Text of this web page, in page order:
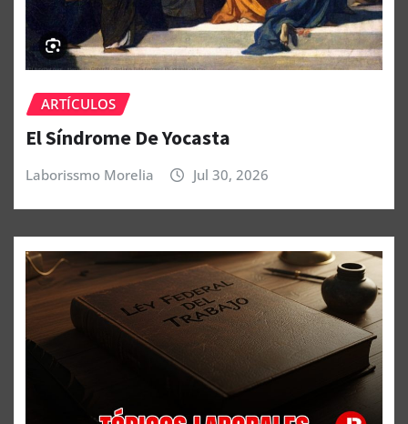
ARTÍCULOS
El Síndrome De Yocasta
Laborissmo Morelia Jul 30, 2026